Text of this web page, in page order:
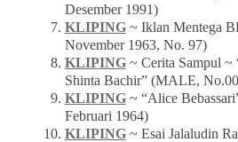
Desember 1991)
KLIPING~ Iklan Mentega
November 1963, No. 97)
KLIPING~ Cerita Sampul ~
Shinta Bachir” (MALE,
KLIPING~ “Alice
Februari 1964)
KLIPING~ Esai Jalaludin